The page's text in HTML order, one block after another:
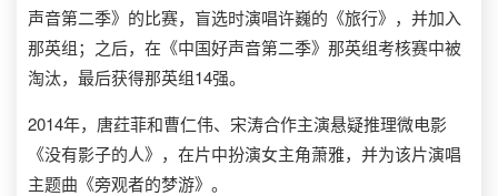
声音第二季》的比赛，盲选时演唱许巍的《旅行》，并加入
那英组；之后，在《中国好声音第二季》那英组考核赛中被
淘汰，最后获得那英组14强。
2014年，唐荭菲和曹仁伟、宋涛合作主演悬疑推理微电影
《没有影子的人》，在片中扮演女主角萧雅，并为该片演唱
主题曲《旁观者的梦游》。